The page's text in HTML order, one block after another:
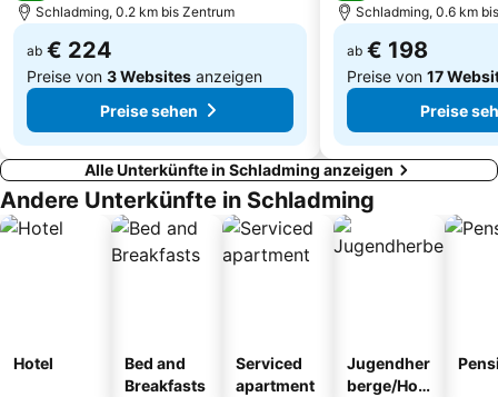
Schladming, 0.2 km bis Zentrum
ab € 224
Preise von 3 Websites anzeigen
Preise sehen
Schladming, 0.6 km
ab € 198
Preise von 17
Preise
Alle Unterkünfte in Schladming anzeigen
Andere Unterkünfte in Schladming
Hotel
Bed and
Breakfasts
Serviced
apartment
Jugendher
berge/Hos